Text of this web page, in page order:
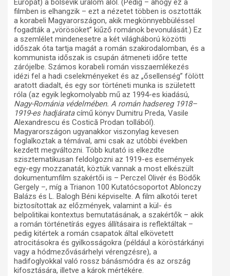
Európát) a bolsevik uralom alól. (Pedig – ahogy ez a
filmben is elhangzik – ezt a nézetet többen is osztották
a korabeli Magyarországon, akik megkönnyebbüléssel
fogadták a „vörösöket” kiűző románok bevonulását.) Ez
a szemlélet mindenesetre a két világháború közötti
időszak óta tartja magát a román szakirodalomban, és a
kommunista időszak is csupán átmeneti időre tette
zárójelbe. Számos korabeli román visszaemlékezés
idézi fel a hadi cselekményeket és az „ősellenség” fölött
aratott diadalt, és egy sor történeti munka is született
róla (az egyik legkomolyabb mű az 1994-es kiadású,
Nagy-Románia védelmében. A román hadsereg 1918–
1919-es hadjáratacímű könyv Dumitru Preda, Vasile
Alexandrescu és Costică Prodan tollából).
Magyarországon ugyanakkor viszonylag kevesen
foglalkoztak a témával, ami csak az utóbbi években
kezdett megváltozni. Több kutató is elkezdte
szisztematikusan feldolgozni az 1919-es események
egy-egy mozzanatát, köztük vannak a most elkészült
dokumentumfilm szakértői is – Perczel Olivér és Bödők
Gergely –, míg a Trianon 100 Kutatócsoportot Ablonczy
Balázs és L. Balogh Béni képviselte. A film alkotói teret
biztosítottak az előzmények, valamint a kül- és
belpolitikai kontextus bemutatásának, a szakértők – akik
a román történetírás egyes állításaira is reflektáltak –
pedig kitértek a román csapatok által elkövetett
atrocitásokra és gyilkosságokra (például a köröstárkányi
vagy a hódmezővásárhelyi vérengzésre), a
hadifoglyokkal való rossz bánásmódra és az ország
kifosztására, illetve a károk mértékére.